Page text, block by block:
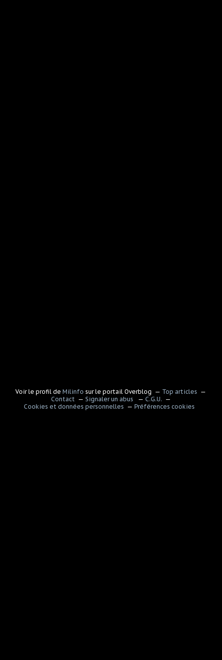
Voir le profil deMilinfo sur le portail Overblog
Top articles
Contact
Signaler un abus
C.G.U.
Cookies et données personnelles
Préférences cookies